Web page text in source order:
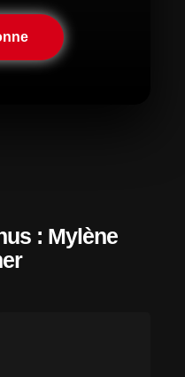
: Mylène